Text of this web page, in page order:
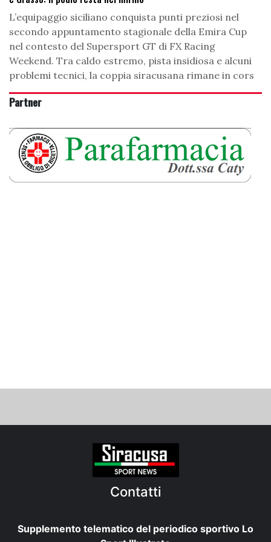
L’equipaggio siciliano conquista punti preziosi nel
secondo appuntamento stagionale della Emira Cup
nel contesto del Supersport GT di FX Racing
Weekend. Tra caldo estremo, pista insidiosa e alcuni
problemi tecnici, la coppia siracusana rimane in cors
Partner
Contatti
Supplemento telematico del periodico sportivo Lo